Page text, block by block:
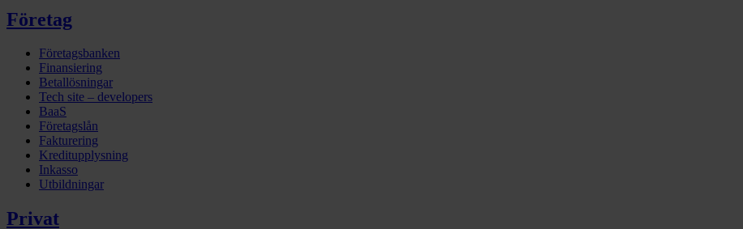
Företag
Företagsbanken
Finansiering
Betallösningar
Tech site – developers
BaaS
Företagslån
Fakturering
Kreditupplysning
Inkasso
Utbildningar
Privat